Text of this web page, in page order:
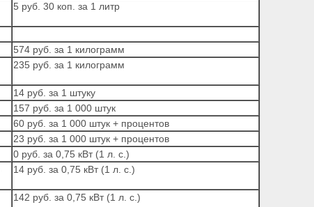
5 руб. 30 коп. за 1 литр
574 руб. за 1 килограмм
235 руб. за 1 килограмм
14 руб. за 1 штуку
157 руб. за 1 000 штук
60 руб. за 1 000 штук + процентов
23 руб. за 1 000 штук + процентов
0 руб. за 0,75 кВт (1 л. с.)
14 руб. за 0,75 кВт (1 л. с.)
142 руб. за 0,75 кВт (1 л. с.)